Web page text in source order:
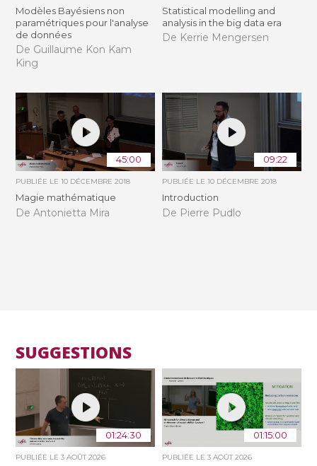
Modèles Bayésiens non
paramétriques pour l'analyse
de données
De Guillaume Kon Kam
King
Statistical modelling and
analysis in the big data era
De Kerrie Mengersen
45:00
PUBLIÉE LE10 DÉCEMBRE 2018
Magie mathématique
De Antonietta Mira
09:22
PUBLIÉE LE 10 DÉCEMBRE 2018
Introduction
De Pierre Pudlo
SUGGESTIONS
01:24:30
PUBLIÉE LE3 AOÛT 2026
01:15:00
PUBLIÉE LE 3 AOÛT 2026